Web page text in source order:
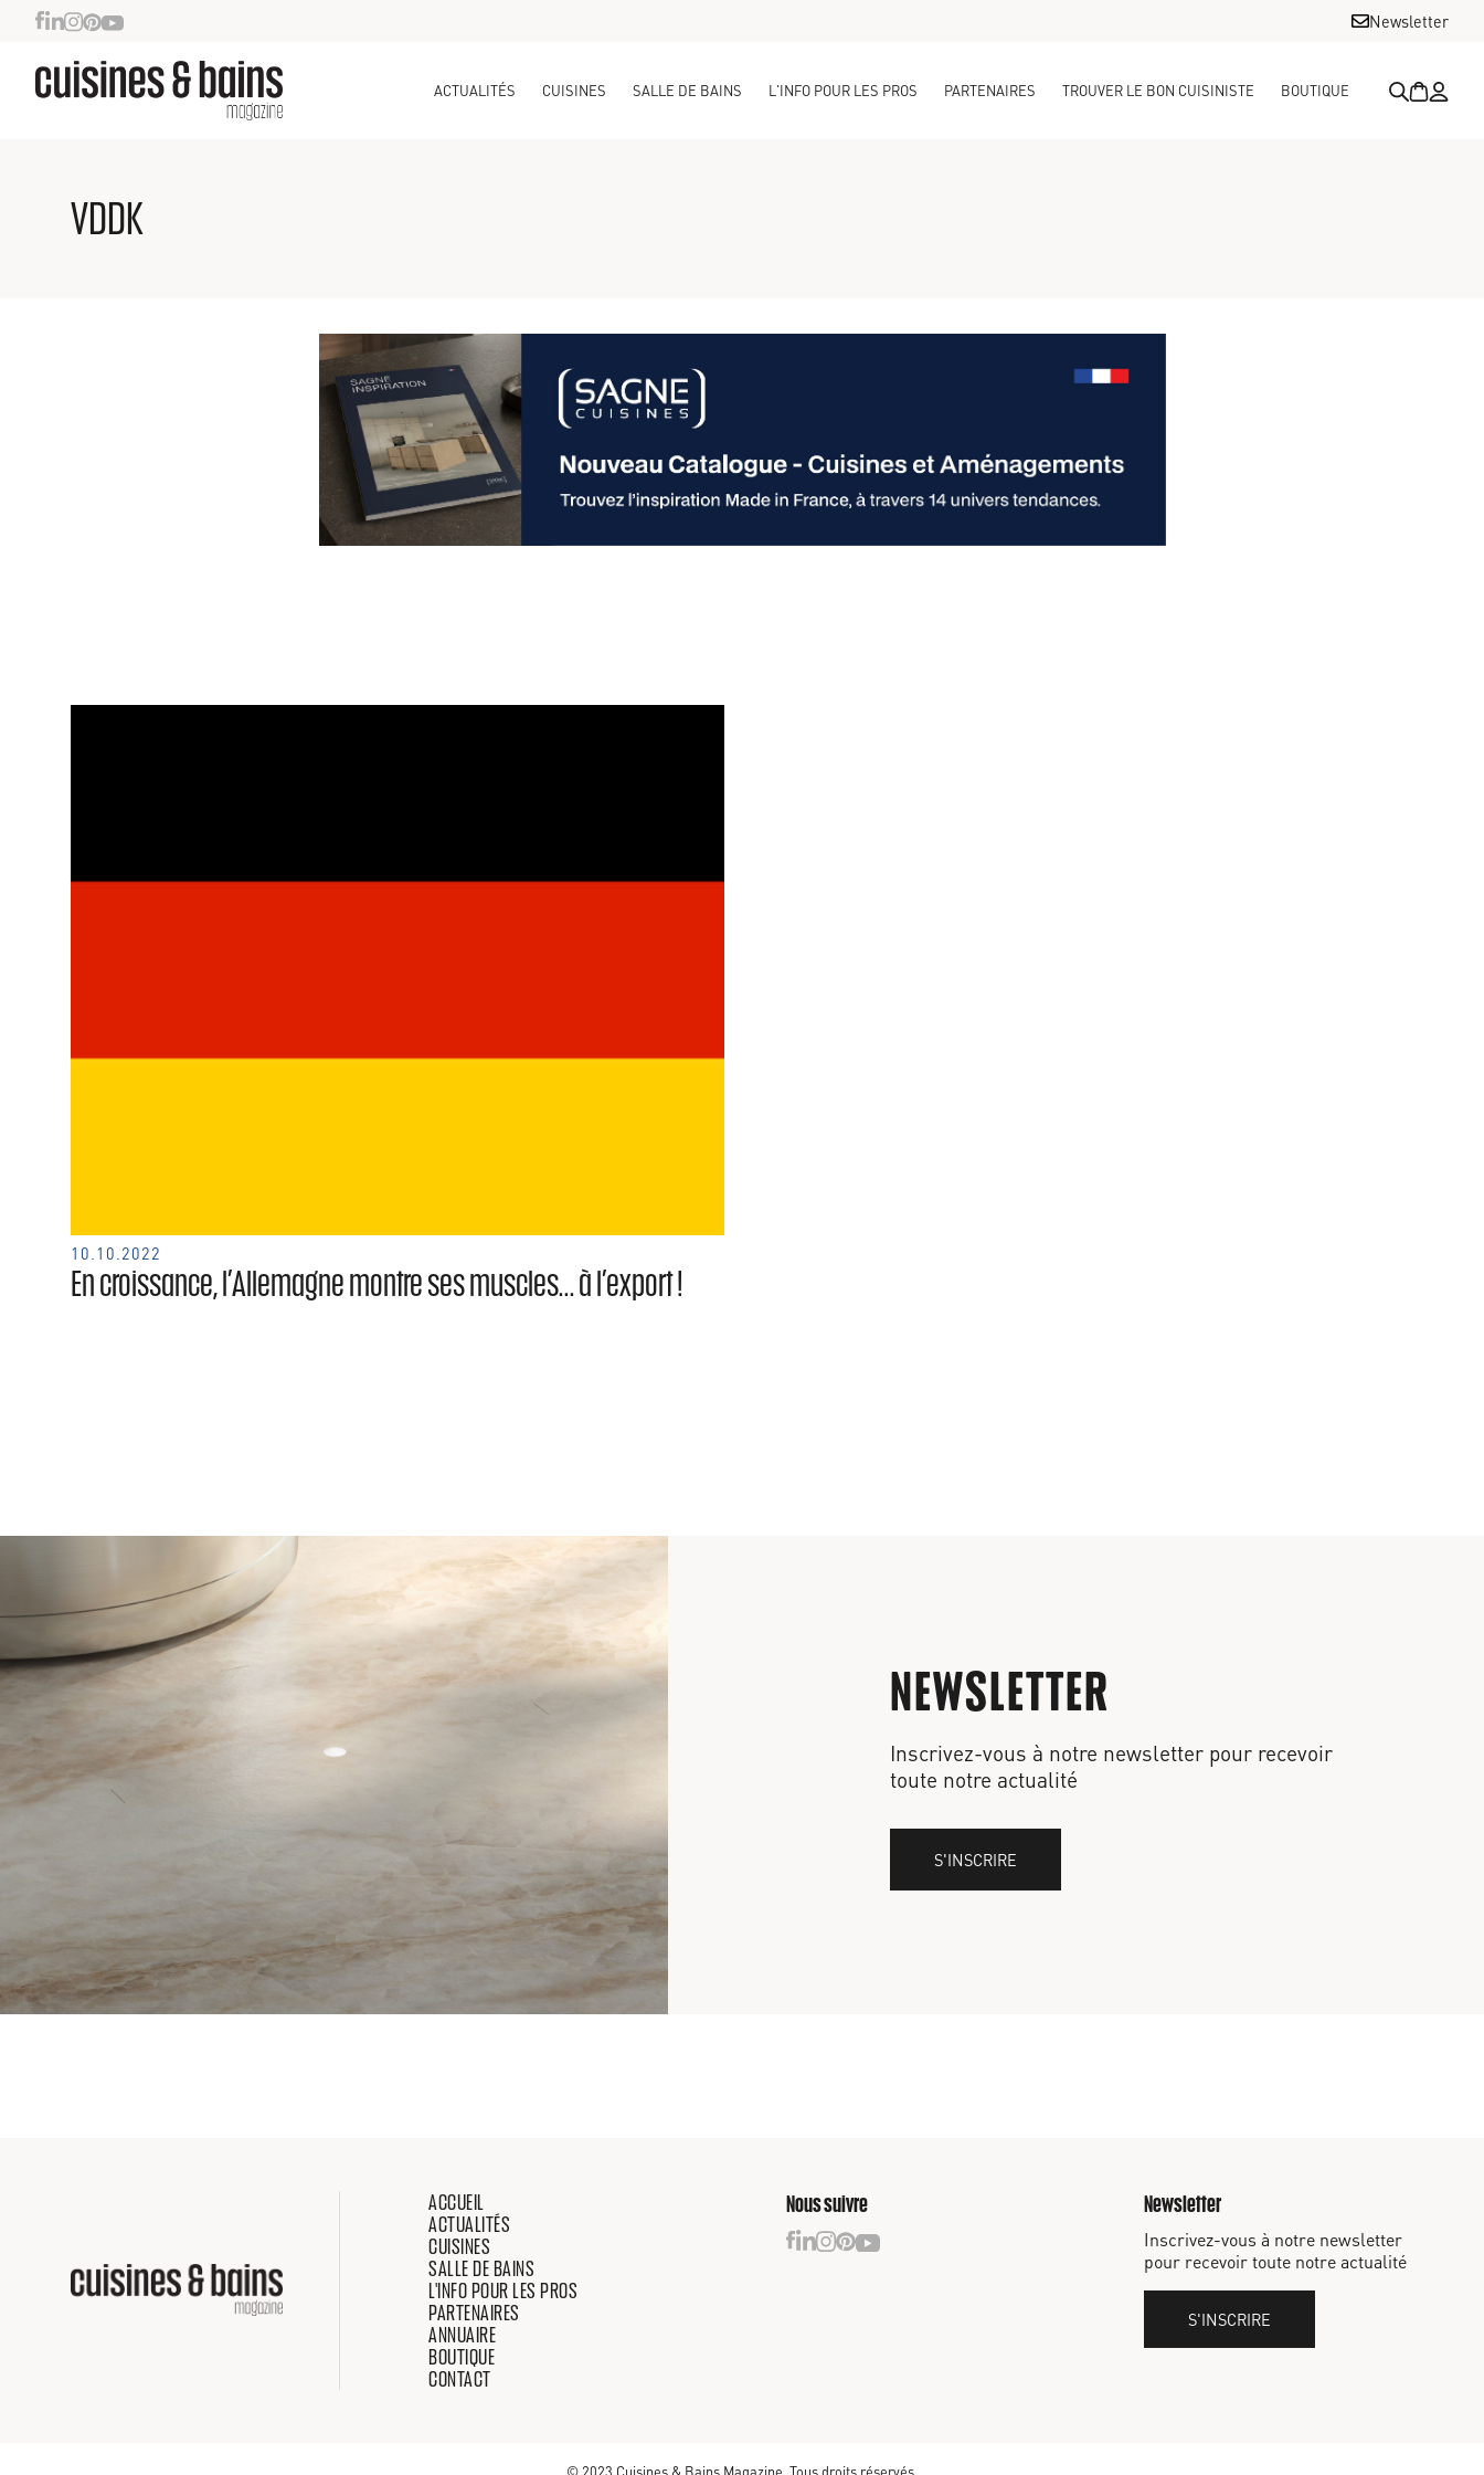
Newsletter
ACTUALITÉS CUISINES SALLE DE BAINS L'INFO POUR LES PROS PARTENAIRES TROUVER LE BON CUISINISTE BOUTIQUE
VDDK
10.10.2022
En croissance, l’Allemagne montre ses muscles… à l’export !
NEWSLETTER
Inscrivez-vous à notre newsletter pour recevoir
toute notre actualité
S'INSCRIRE
ACCUEIL
ACTUALITÉS
CUISINES
SALLE DE BAINS
L'INFO POUR LES PROS
PARTENAIRES
ANNUAIRE
BOUTIQUE
CONTACT
Nous suivre Newsletter
Inscrivez-vous à notre newsletter
pour recevoir toute notre actualité
S'INSCRIRE
© 2023 Cuisines & Bains Magazine. Tous droits réservés.